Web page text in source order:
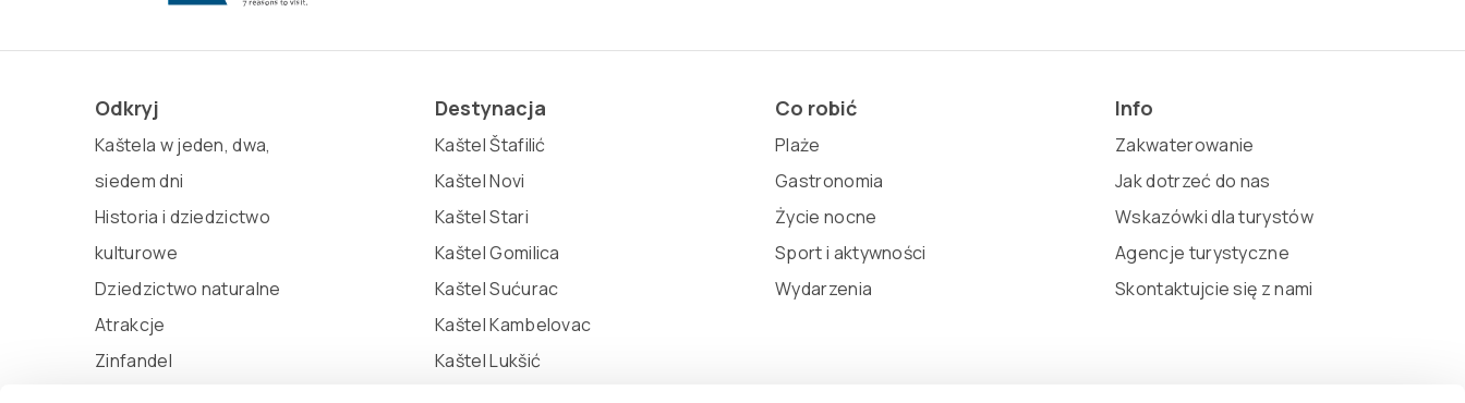
Odkryj
Kaštela w jeden, dwa,
siedem dni
Historia i dziedzictwo
kulturowe
Dziedzictwo naturalne
Atrakcje
Zinfandel
Destynacja
Kaštel Štafilić
Kaštel Novi
Kaštel Stari
Kaštel Gomilica
Kaštel Sućurac
Kaštel Kambelovac
Kaštel Lukšić
Co robić
Plaże
Gastronomia
Życie nocne
Sport i aktywności
Wydarzenia
Info
Zakwaterowanie
Jak dotrzeć do nas
Wskazówki dla turystów
Agencje turystyczne
Skontaktujcie się z nami